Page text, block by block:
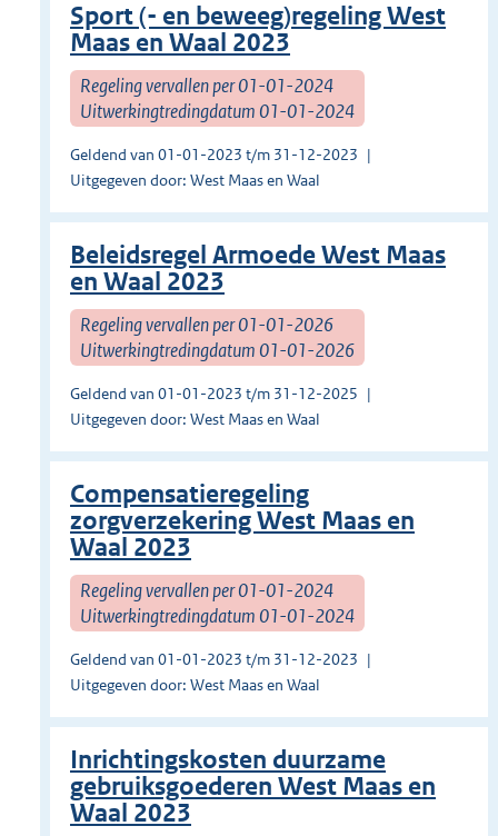
Sport (- en beweeg)regeling West
Maas en Waal 2023
Regeling vervallen per 01-01-2024
Uitwerkingtredingdatum 01-01-2024
Geldend van 01-01-2023 t/m 31-12-2023
Uitgegeven door: West Maas en Waal
Beleidsregel Armoede West Maas
en Waal 2023
Regeling vervallen per 01-01-2026
Uitwerkingtredingdatum 01-01-2026
Geldend van 01-01-2023 t/m 31-12-2025
Uitgegeven door: West Maas en Waal
Compensatieregeling
zorgverzekering West Maas en
Waal 2023
Regeling vervallen per 01-01-2024
Uitwerkingtredingdatum 01-01-2024
Geldend van 01-01-2023 t/m 31-12-2023
Uitgegeven door: West Maas en Waal
Inrichtingskosten duurzame
gebruiksgoederen West Maas en
Waal 2023